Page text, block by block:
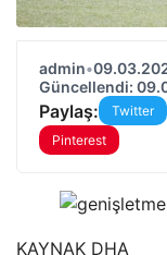
admin•
Güncellendi:
Paylaş: Twitter
Pinterest
KAYNAK DHA